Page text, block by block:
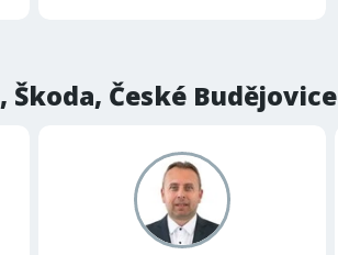
České Budějovice